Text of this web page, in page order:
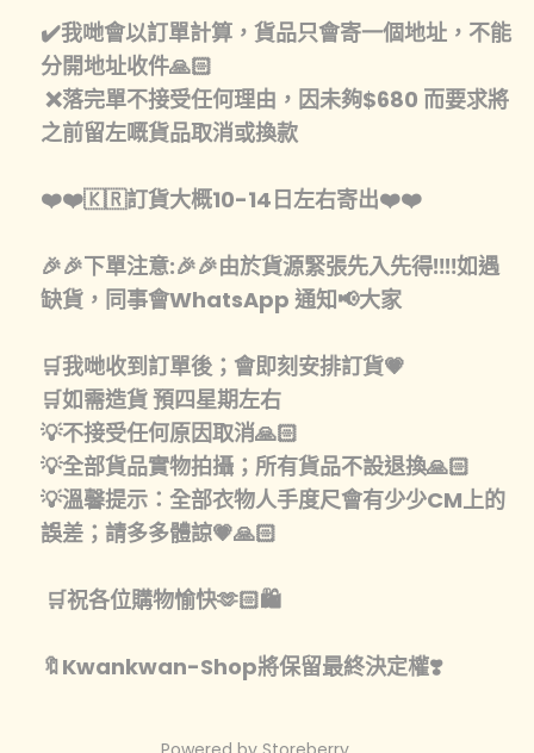
✔️我哋會以訂單計算，貨品只會寄一個地址，不能
分開地址收件🙏🏻
❌落完單不接受任何理由，因未夠$680 而要求將
之前留左嘅貨品取消或換款
❤️❤️🇰🇷訂貨大概10-14日左右寄出❤️❤️
🎉🎉下單注意:🎉🎉由於貨源緊張先入先得‼️‼️如遇
缺貨，同事會WhatsApp 通知📢大家
🛒我哋收到訂單後；會即刻安排訂貨💗
🛒如需造貨 預四星期左右
💡不接受任何原因取消🙏🏻
💡全部貨品實物拍攝；所有貨品不設退換🙏🏻
💡溫馨提示：全部衣物人手度尺會有少少CM上的
誤差；請多多體諒💗🙏🏻
🛒祝各位購物愉快🫶🏻🛍️
🔖Kwankwan-Shop將保留最終決定權❣️